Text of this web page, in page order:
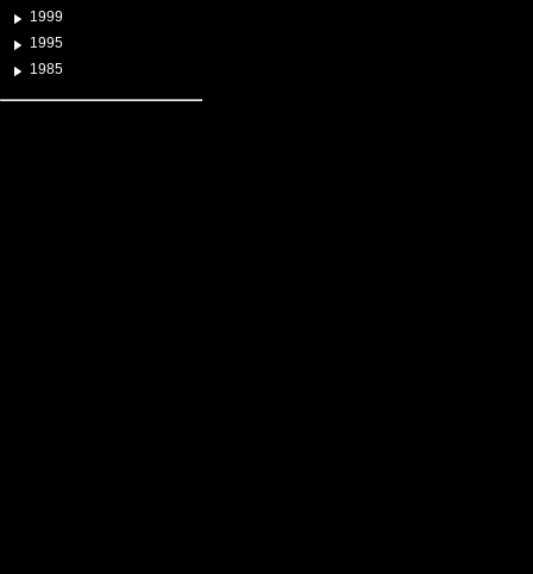
1999
1995
1985